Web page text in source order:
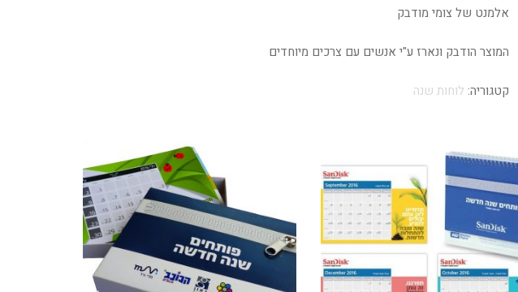
אלמנט של צומי מודבק
המוצר הודבק ונארז ע"י אנשים עם צרכים מיוחדים
קטגוריה: לוחות שנה